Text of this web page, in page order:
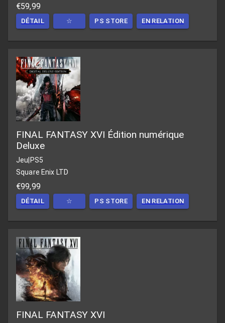
€59,99
DÉTAIL ☆ PS STORE EN RELATION
FINAL FANTASY XVI Édition numérique
Deluxe
Jeu|PS5
Square Enix LTD
€99,99
DÉTAIL ☆ PS STORE EN RELATION
FINAL FANTASY XVI